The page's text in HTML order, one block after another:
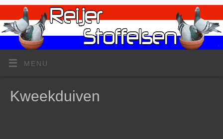
MENU
Kweekduiven